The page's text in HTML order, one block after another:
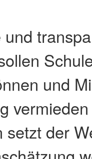
und
setzt der